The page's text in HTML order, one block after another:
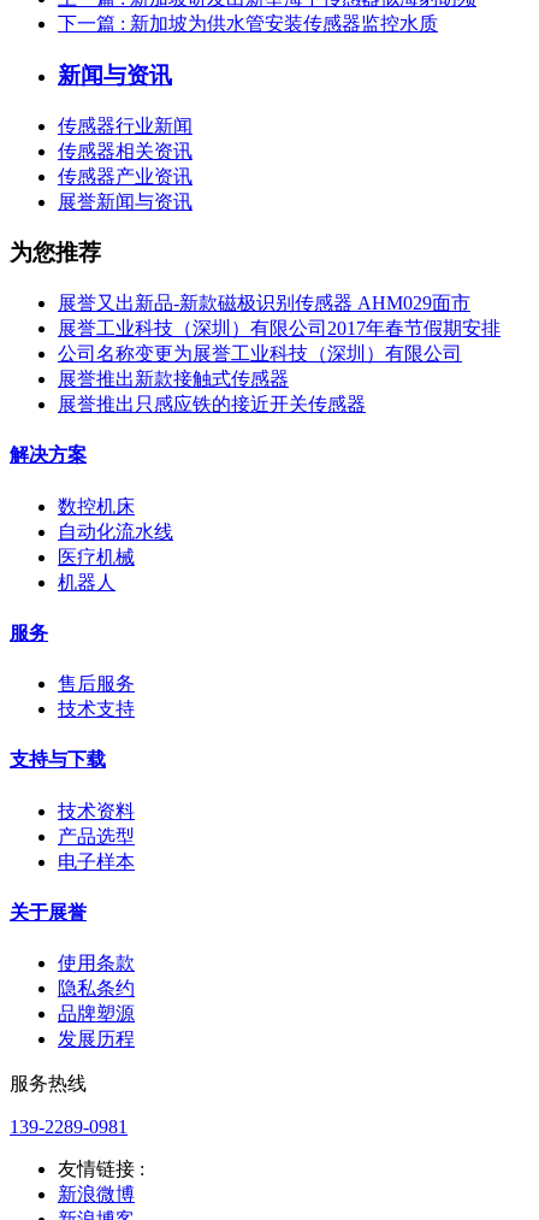
下一篇 : 新加坡为供水管安装传感器监控水质
新闻与资讯
传感器行业新闻
传感器相关资讯
传感器产业资讯
展誉新闻与资讯
为您推荐
展誉又出新品-新款磁极识别传感器 AHM029面市
展誉工业科技（深圳）有限公司2017年春节假期安排
公司名称变更为展誉工业科技（深圳）有限公司
展誉推出新款接触式传感器
展誉推出只感应铁的接近开关传感器
解决方案
数控机床
自动化流水线
医疗机械
机器人
服务
售后服务
技术支持
支持与下载
技术资料
产品选型
电子样本
关于展誉
使用条款
隐私条约
品牌塑源
发展历程
服务热线
139-2289-0981
友情链接 :
新浪微博